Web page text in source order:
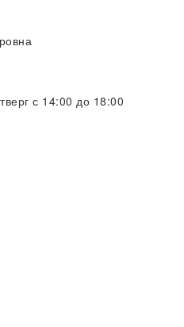
с 14:00 до 18:00